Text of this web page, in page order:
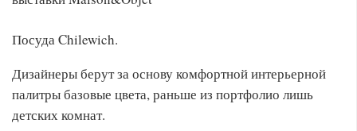
Посуда Chilewich.
Дизайнеры берут за основу комфортной интерьерной
палитры базовые цвета, раньше из портфолио лишь
детских комнат.